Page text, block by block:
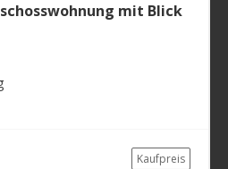
mit Blick
Kaufpreis